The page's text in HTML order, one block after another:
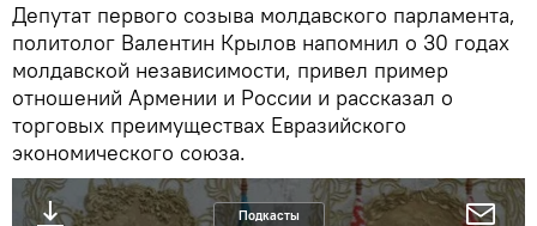
Депутат первого созыва молдавского парламента,
политолог Валентин Крылов напомнил о 30 годах
молдавской независимости, привел пример
отношений Армении и России и рассказал о
торговых преимуществах Евразийского
экономического союза.
Подкасты